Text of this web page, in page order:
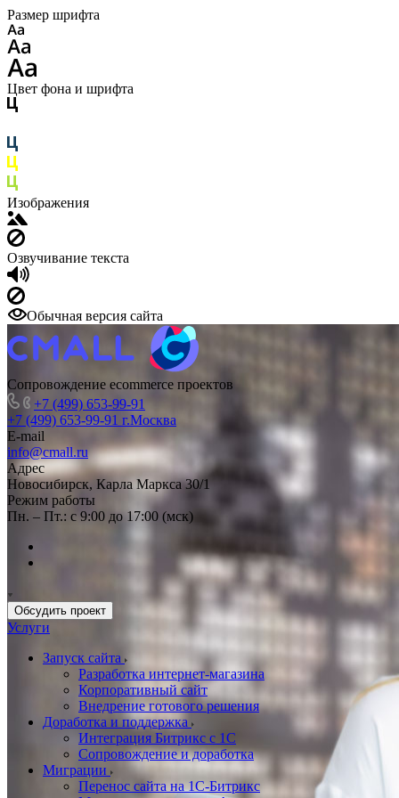
Размер шрифта
Цвет фона и шрифта
Изображения
Озвучивание текста
Обычная версия сайта
Сопровождение ecommerce проектов
+7 (499) 653-99-91
+7 (499) 653-99-91 г.Москва
E-mail
info@cmall.ru
Адрес
Новосибирск, Карла Маркса 30/1
Режим работы
Пн. – Пт.: с 9:00 до 17:00 (мск)
Обсудить проект
Услуги
Запуск сайта
Разработка интернет-магазина
Корпоративный сайт
Внедрение готового решения
Доработка и поддержка
Интеграция Битрикс с 1С
Сопровождение и доработка
Миграции
Перенос сайта на 1С-Битрикс